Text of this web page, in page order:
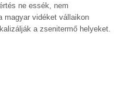
ne essék, nem
magyar vidéket vállaikon
a zsenitermő helyeket.